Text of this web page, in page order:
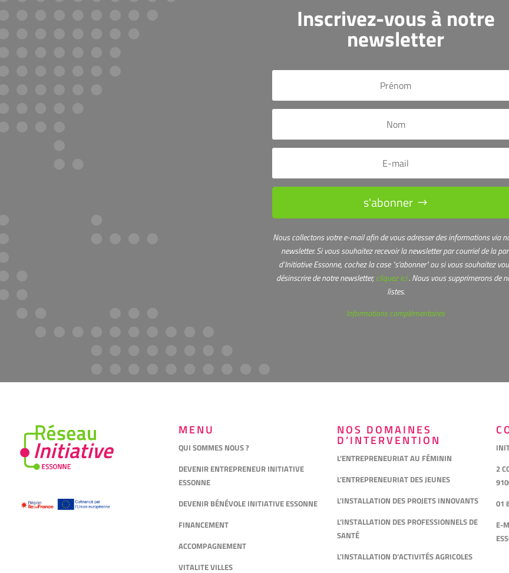
Inscrivez-vous à notre
newsletter
s'abonner
Nous collectons votre e-mail afin de vous adresser des informations via
newsletter.Si vous souhaitez recevoir la newsletter par courriel de la
d’Initiative Essonne, cochez la case "s'abonner" ou si vous souhaitez
désinscrire de notre newsletter,cliquez ici. Nous vous supprimerons de
listes.
Informations complémentaires
MENU
QUI SOMMES NOUS ?
DEVENIR ENTREPRENEUR INITIATIVE
ESSONNE
DEVENIR BÉNÉVOLE INITIATIVE ESSONNE
FINANCEMENT
ACCOMPAGNEMENT
VITALITE VILLES
NOS DOMAINES
D’INTERVENTION
L’ENTREPRENEURIAT AU FÉMININ
L’ENTREPRENEURIAT DES JEUNES
L’INSTALLATION DES PROJETS INNOVANTS
L’INSTALLATION DES PROFESSIONNELS DE
SANTÉ
L’INSTALLATION D’ACTIVITÉS AGRICOLES
2
01
E-